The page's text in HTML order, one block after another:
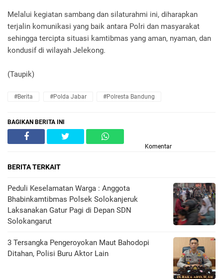
Melalui kegiatan sambang dan silaturahmi ini, diharapkan
terjalin komunikasi yang baik antara Polri dan masyarakat
sehingga tercipta situasi kamtibmas yang aman, nyaman, dan
kondusif di wilayah Jelekong.
(Taupik)
#Berita #Polda Jabar #Polresta Bandung
BAGIKAN BERITA INI
Komentar
BERITA TERKAIT
Peduli Keselamatan Warga : Anggota
Bhabinkamtibmas Polsek Solokanjeruk
Laksanakan Gatur Pagi di Depan SDN
Solokangarut
3 Tersangka Pengeroyokan Maut Bahodopi
Ditahan, Polisi Buru Aktor Lain